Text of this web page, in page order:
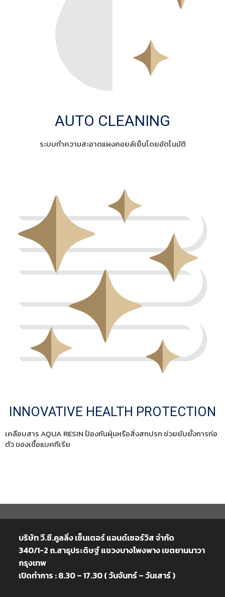
AUTO CLEANING
ระบบทำความสะอาดแผงคอยล์เย็นโดยอัตโนมัติ
INNOVATIVE HEALTH PROTECTION
เคลือบสาร AQUA RESIN ป้องกันฝุ่นหรือสิ่งสกปรก ช่วยยับยั้งการก่อ
ตัว ของเชื้อแบคทีเรีย
บริษัท วี.ซี.คูลลิ่ง เซ็นเตอร์ แอนด์เซอร์วิส จำกัด
340/1-2 ถ.สาธุประดิษฐ์ แขวงบางโพงพาง เขตยานนาวา
กรุงเทพ
เปิดทำการ : 8.30 – 17.30 ( วันจันทร์ – วันเสาร์ )